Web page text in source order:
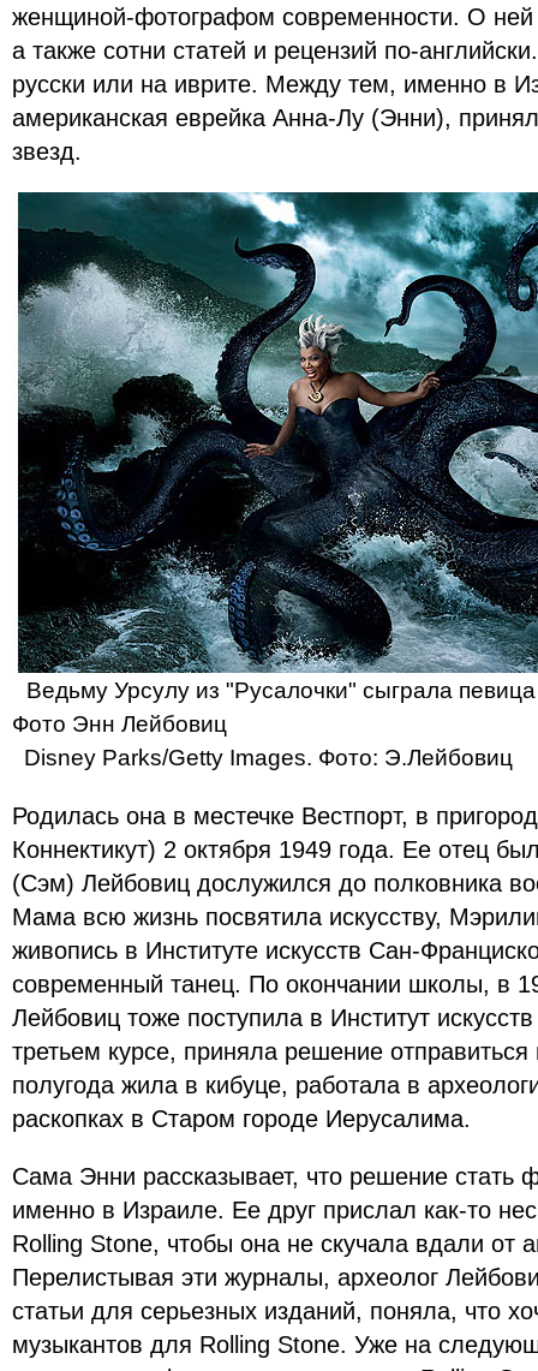
женщиной-фотографом современности. О ней
а также сотни статей и рецензий по-
русски или на иврите. Между тем, именно в
американская еврейка Анна-Лу (Энни),
звезд.
Ведьму Урсулу из "Русалочки" сыграла
Фото Энн Лейбовиц
Disney Parks/Getty Images. Фото: Э.Лейбовиц
Родилась она в местечке Вестпорт, в
Коннектикут) 2 октября 1949 года. Ее отец
(Сэм) Лейбовиц дослужился до полковника
Мама всю жизнь посвятила искусству,
живопись в Институте искусств Сан-
современный танец. По окончании школы, в
Лейбовиц тоже поступила в Институт
третьем курсе, приняла решение
полугода жила в кибуце, работала в
раскопках в Старом городе Иерусалима.
Сама Энни рассказывает, что решение стать
именно в Израиле. Ее друг прислал как-то
Rolling Stone, чтобы она не скучала вдали от
Перелистывая эти журналы, археолог
статьи для серьезных изданий, поняла, что
музыкантов для Rolling Stone. Уже на